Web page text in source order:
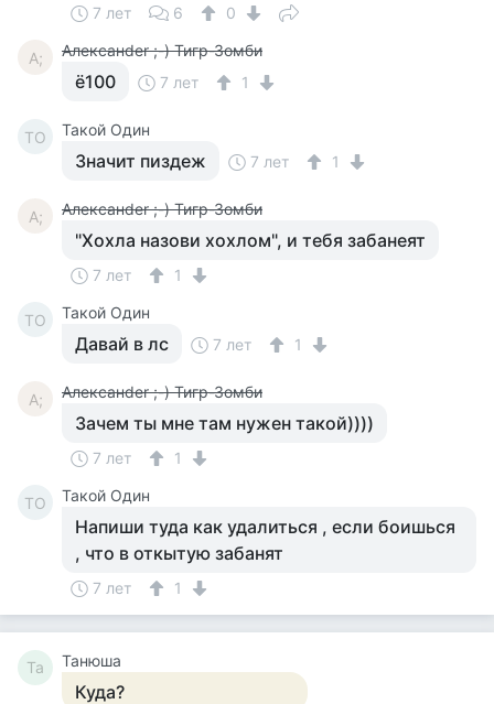
7 лет 6 0
А; Алексанder ;-) Тигр-Зомби
ё100 7 лет 1
ТО Такой Один
Значит пиздеж 7 лет 1
А; Алексанder ;-) Тигр-Зомби
"Хохла назови хохлом", и тебя забанеят
7 лет 1
ТО Такой Один
Давай в лс 7 лет 1
А; Алексанder ;-) Тигр-Зомби
Зачем ты мне там нужен такой))))
7 лет 1
ТО Такой Один
Напиши туда как удалиться , если боишься
, что в откытую забанят
7 лет 1
Та Танюша
Куда?